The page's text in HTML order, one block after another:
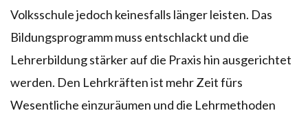
Volksschule jedoch keinesfalls länger leisten. Das
Bildungsprogramm muss entschlackt und die
Lehrerbildung stärker auf die Praxis hin ausgerichtet
werden. Den Lehrkräften ist mehr Zeit fürs
Wesentliche einzuräumen und die Lehrmethoden